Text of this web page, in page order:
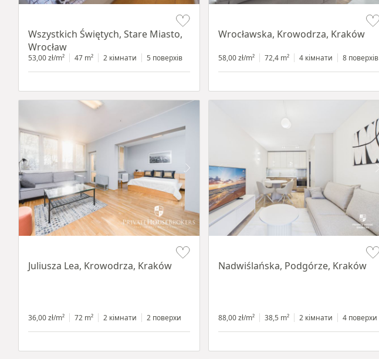
Wszystkich Świętych, Stare Miasto,
Wrocław
53,00 zł/m² 47 m² 2 кімнати 5 поверхів
Wrocławska, Krowodrza, Kraków
58,00 zł/m² 72,4 m² 4 кімнати 8 поверхів
Juliusza Lea, Krowodrza, Kraków
36,00 zł/m² 72 m² 2 кімнати 2 поверхи
Nadwiślańska, Podgórze, Kraków
88,00 zł/m² 38,5 m² 2 кімнати 4 поверхи